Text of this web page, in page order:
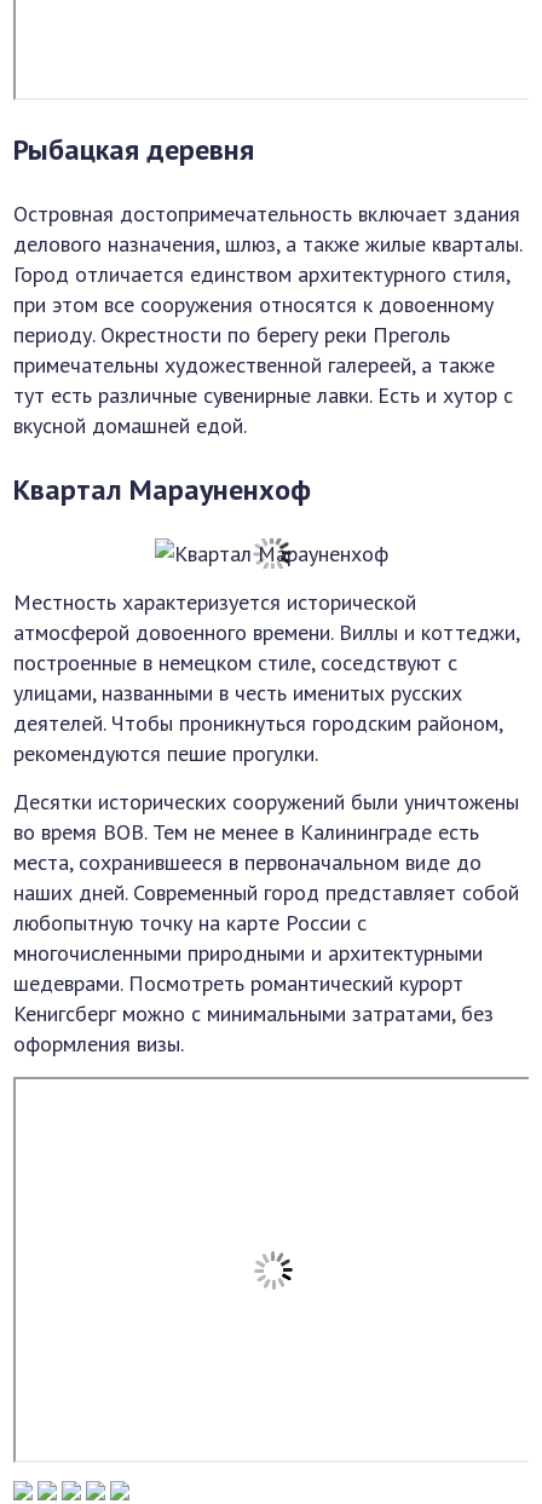
Рыбацкая деревня
Островная достопримечательность включает здания
делового назначения, шлюз, а также жилые кварталы.
Город отличается единством архитектурного стиля,
при этом все сооружения относятся к довоенному
периоду. Окрестности по берегу реки Преголь
примечательны художественной галереей, а также
тут есть различные сувенирные лавки. Есть и хутор с
вкусной домашней едой.
Квартал Марауненхоф
Местность характеризуется исторической
атмосферой довоенного времени. Виллы и коттеджи,
построенные в немецком стиле, соседствуют с
улицами, названными в честь именитых русских
деятелей. Чтобы проникнуться городским районом,
рекомендуются пешие прогулки.
Десятки исторических сооружений были уничтожены
во время ВОВ. Тем не менее в Калининграде есть
места, сохранившееся в первоначальном виде до
наших дней. Современный город представляет собой
любопытную точку на карте России с
многочисленными природными и архитектурными
шедеврами. Посмотреть романтический курорт
Кенигсберг можно с минимальными затратами, без
оформления визы.